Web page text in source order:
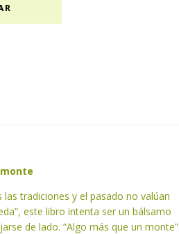
tradiciones y el pasado no valúan
este libro intenta ser un bálsamo
de lado. “Algo más que un monte”